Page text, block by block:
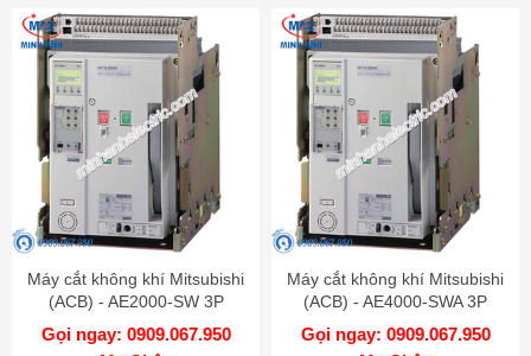
Máy cắt không khí Mitsubishi
(ACB) - AE2000-SW 3P
2000A 100kA DR
Gọi ngay: 0909.067.950
Máy cắt không khí Mitsubishi
(ACB) - AE4000-SWA 3P
4000A 85kA DR
Gọi ngay: 0909.067.950